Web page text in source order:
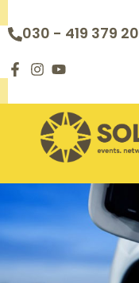
030 - 419 379 20